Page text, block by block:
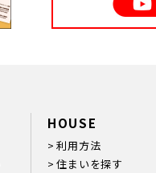
HOUSE
利用方法
住まいを探す